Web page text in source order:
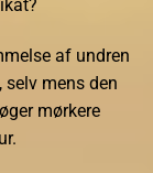
af undren
mens den
mørkere